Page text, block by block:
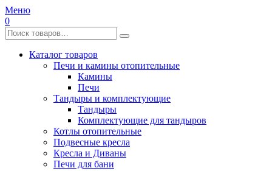
Меню
0
Каталог товаров
Печи и камины отопительные
Камины
Печи
Тандыры и комплектующие
Тандыры
Комплектующие для тандыров
Котлы отопительные
Подвесные кресла
Кресла и Диваны
Печи для бани